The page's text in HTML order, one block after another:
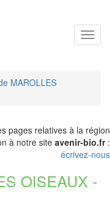
MAROLLES
pages relatives à la région
à notre site avenir-bio.fr:
écrivez-nous
OISEAUX -